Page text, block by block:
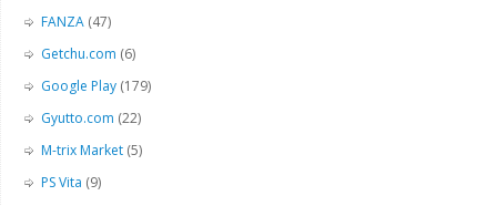
FANZA (47)
Getchu.com (6)
Google Play (179)
Gyutto.com (22)
M-trix Market (5)
PS Vita (9)